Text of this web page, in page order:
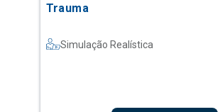
Trauma
Simulação Realística